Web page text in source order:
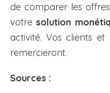
de comparer les
votre solution
activité. Vos clients
remercieront.
Sources :